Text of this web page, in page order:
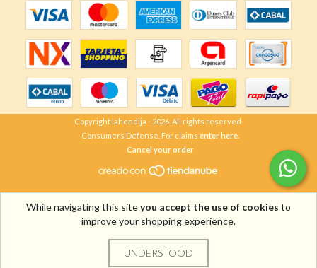
While navigating this siteyou accept the use of cookies to
improve your shopping experience.
UNDERSTOOD
Copyright lahendija - 2026. All rights reserved.
Consumers Defense. For claims enter here.
Cancel your order